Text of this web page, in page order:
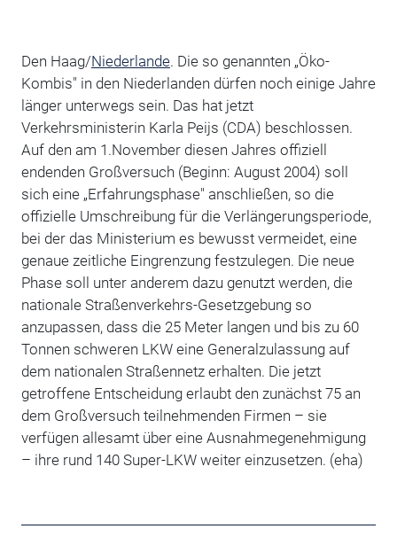
Den Haag/Niederlande. Die so genannten „Öko-
Kombis" in den Niederlanden dürfen noch einige Jahre
länger unterwegs sein. Das hat jetzt
Verkehrsministerin Karla Peijs (CDA) beschlossen.
Auf den am 1.November diesen Jahres offiziell
endenden Großversuch (Beginn: August 2004) soll
sich eine „Erfahrungsphase" anschließen, so die
offizielle Umschreibung für die Verlängerungsperiode,
bei der das Ministerium es bewusst vermeidet, eine
genaue zeitliche Eingrenzung festzulegen. Die neue
Phase soll unter anderem dazu genutzt werden, die
nationale Straßenverkehrs-Gesetzgebung so
anzupassen, dass die 25 Meter langen und bis zu 60
Tonnen schweren LKW eine Generalzulassung auf
dem nationalen Straßennetz erhalten. Die jetzt
getroffene Entscheidung erlaubt den zunächst 75 an
dem Großversuch teilnehmenden Firmen – sie
verfügen allesamt über eine Ausnahmegenehmigung
– ihre rund 140 Super-LKW weiter einzusetzen. (eha)